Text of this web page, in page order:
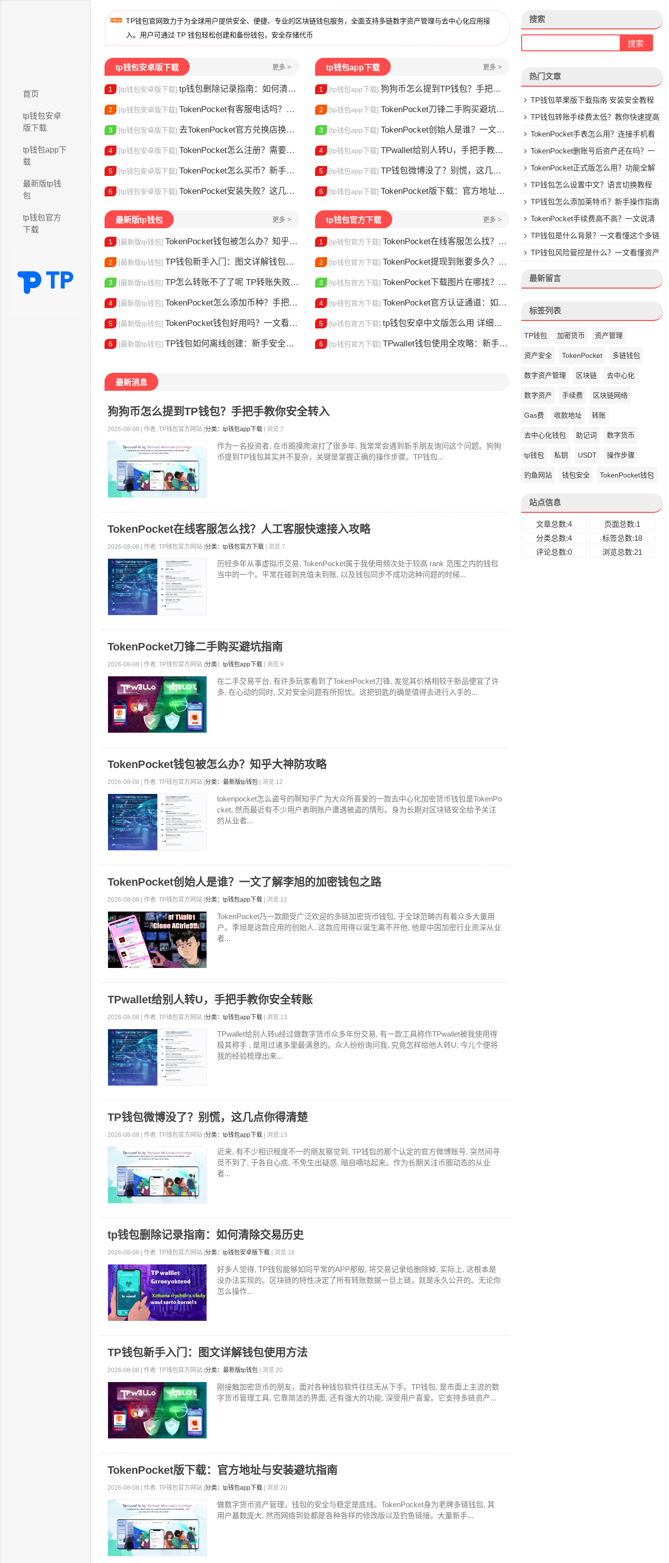
首页
tp钱包安卓
版下载
tp钱包app下
载
最新版tp钱
包
tp钱包官方
下载
TP钱包官网致力于为全球用户提供安全、便捷、专业的区块链钱包服务，全面支持多链数字资产管理与去中心化应用接
入。用户可通过 TP 钱包轻松创建和备份钱包，安全存储代币
tp钱包安卓版下载 更多 >
1 [tp钱包安卓版下载] tp钱包删除记录指南：如何清除交易历史
2 [tp钱包安卓版下载] TokenPocket有客服电话吗？官方联系方式详解
3 [tp钱包安卓版下载] 去TokenPocket官方兑换店换币，这几个坑别再踩了
4 [tp钱包安卓版下载] TokenPocket怎么注册？需要实名认证吗？
5 [tp钱包安卓版下载] TokenPocket怎么买币？新手交易全流程详解
6 [tp钱包安卓版下载] TokenPocket安装失败？这几点最常见
tp钱包app下载 更多 >
1 [tp钱包app下载] 狗狗币怎么提到TP钱包？手把手教你安全转入
2 [tp钱包app下载] TokenPocket刀锋二手购买避坑指南
3 [tp钱包app下载] TokenPocket创始人是谁？一文了解李旭的加密钱包之路
4 [tp钱包app下载] TPwallet给别人转U，手把手教你安全转账
5 [tp钱包app下载] TP钱包微博没了？别慌，这几点你得清楚
6 [tp钱包app下载] TokenPocket版下载：官方地址与安装避坑指南
最新版tp钱包 更多 >
1 [最新版tp钱包] TokenPocket钱包被怎么办？知乎大神防攻略
2 [最新版tp钱包] TP钱包新手入门：图文详解钱包使用方法
3 [最新版tp钱包] TP怎么转账不了了呢 TP转账失败？这5个原因最常见，一文解决你的转账焦虑
4 [最新版tp钱包] TokenPocket怎么添加币种？手把手教你自定义代币
5 [最新版tp钱包] TokenPocket钱包好用吗？一文看懂核心功能特点
6 [最新版tp钱包] TP钱包如何离线创建：新手安全上链指南
tp钱包官方下载 更多 >
1 [tp钱包官方下载] TokenPocket在线客服怎么找？人工客服快速接入攻略
2 [tp钱包官方下载] TokenPocket提现到账要多久？别把钱包当银行，看完这篇就懂了
3 [tp钱包官方下载] TokenPocket下载图片在哪找？官方渠道最靠谱
4 [tp钱包官方下载] TokenPocket官方认证通道：如何找到真正的官方渠道
5 [tp钱包官方下载] tp钱包安卓中文版怎么用 详细安装教程
6 [tp钱包官方下载] TPwallet钱包使用全攻略：新手也能快速上手掌握
最新消息
狗狗币怎么提到TP钱包？手把手教你安全转入
2026-08-08 | 作者: TP钱包官方网站 | 分类：tp钱包app下载 | 浏览:7
作为一名投资者, 在币圈摸爬滚打了很多年, 我常常会遇到新手朋友询问这个问题。狗狗
币提到TP钱包其实并不复杂，关键是掌握正确的操作步骤。TP钱包...
TokenPocket在线客服怎么找？人工客服快速接入攻略
2026-08-08 | 作者: TP钱包官方网站 | 分类：tp钱包官方下载 | 浏览:7
历经多年从事虚拟币交易, TokenPocket属于我使用频次处于较高 rank 范围之内的钱包
当中的一个。平常在碰到充值未到账, 以及钱包同步不成功这种问题的时候...
TokenPocket刀锋二手购买避坑指南
2026-08-08 | 作者: TP钱包官方网站 | 分类：tp钱包app下载 | 浏览:9
在二手交易平台, 有许多玩家看到了TokenPocket刀锋, 发觉其价格相较于新品便宜了许
多, 在心动的同时, 又对安全问题有所担忧。这把钥匙的确是值得去进行入手的...
TokenPocket钱包被怎么办？知乎大神防攻略
2026-08-08 | 作者: TP钱包官方网站 | 分类：最新版tp钱包 | 浏览:12
tokenpocket怎么盗号的啊知乎广为大众所喜爱的一款去中心化加密货币钱包是TokenPo
cket, 然而最近有不少用户表明账户遭遇被盗的情形。身为长期对区块链安全给予关注
的从业者...
TokenPocket创始人是谁？一文了解李旭的加密钱包之路
2026-08-08 | 作者: TP钱包官方网站 | 分类：tp钱包app下载 | 浏览:12
TokenPocket乃一款颇受广泛欢迎的多链加密货币钱包, 于全球范畴内有着众多大量用
户。李旭是这款应用的创始人, 这款应用得以诞生离不开他, 他是中国加密行业资深从业
者...
TPwallet给别人转U，手把手教你安全转账
2026-08-08 | 作者: TP钱包官方网站 | 分类：tp钱包app下载 | 浏览:13
TPwallet给别人转u经过做数字货币众多年份交易, 有一款工具称作TPwallet被我使用得
极其称手 , 是用过诸多里最满意的。众人纷纷询问我, 究竟怎样给他人转U, 今儿个便将
我的经验梳理出来...
TP钱包微博没了？别慌，这几点你得清楚
2026-08-08 | 作者: TP钱包官方网站 | 分类：tp钱包app下载 | 浏览:13
近来, 有不少相识程度不一的朋友察觉到, TP钱包的那个认定的官方微博账号, 突然间寻
觅不到了, 于各自心底, 不免生出疑惑, 暗自嘀咕起来。作为长期关注币圈动态的从业
者...
tp钱包删除记录指南：如何清除交易历史
2026-08-08 | 作者: TP钱包官方网站 | 分类：tp钱包安卓版下载 | 浏览:18
好多人觉得, TP钱包能够如同平常的APP那般, 将交易记录给删除掉, 实际上, 这根本是
没办法实现的。区块链的特性决定了所有转账数据一旦上链，就是永久公开的。无论你
怎么操作...
TP钱包新手入门：图文详解钱包使用方法
2026-08-08 | 作者: TP钱包官方网站 | 分类：最新版tp钱包 | 浏览:20
刚接触加密货币的朋友，面对各种钱包软件往往无从下手。TP钱包, 是市面上主流的数
字货币管理工具, 它靠简洁的界面, 还有强大的功能, 深受用户喜爱。它支持多链资产...
TokenPocket版下载：官方地址与安装避坑指南
2026-08-08 | 作者: TP钱包官方网站 | 分类：tp钱包app下载 | 浏览:20
做数字货币资产管理，钱包的安全与稳定是底线。TokenPocket身为老牌多链钱包, 其
用户基数庞大, 然而网络到处都是各种各样的修改版以及钓鱼链接。大量新手...
搜索
热门文章
TP钱包苹果版下载指南 安装安全教程
TP钱包转账手续费太低？教你快速提高
Gas费
TokenPocket手表怎么用？连接手机看
行情教程
TokenPocket删账号后资产还在吗？一
文讲清楚
TokenPocket正式版怎么用？功能全解
析与安全使用指南
TP钱包怎么设置中文？语言切换教程
TP钱包怎么添加莱特币？新手操作指南
TokenPocket手续费高不高？一文说清
楚TP钱包是什么背景？一文看懂这个多链
钱包的来头
TP钱包风险管控是什么？一文看懂资产
最新留言
标签列表
TP钱包 加密货币 资产管理
资产安全 TokenPocket 多链钱包
数字资产管理 区块链 去中心化
数字资产 手续费 区块链网络
Gas费 收款地址 转账
去中心化钱包 助记词 数字货币
tp钱包 私钥 USDT 操作步骤
钓鱼网站 钱包安全 TokenPocket钱包
站点信息
文章总数:4
页面总数:1
分类总数:4
标签总数:18
评论总数:0
浏览总数:21